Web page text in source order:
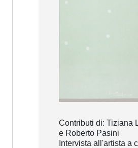
Contributi di: Tiziana
e Roberto Pasini
Intervista all'artista a